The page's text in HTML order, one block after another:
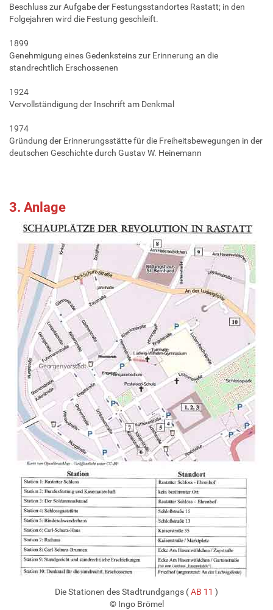
Beschluss zur Aufgabe der Festungsstandortes Rastatt; in den
Folgejahren wird die Festung geschleift.
1899
Genehmigung eines Gedenksteins zur Erinnerung an die
standrechtlich Erschossenen
1924
Vervollständigung der Inschrift am Denkmal
1974
Gründung der Erinnerungsstätte für die Freiheitsbewegungen in der
deutschen Geschichte durch Gustav W. Heinemann
3. Anlage
Die Stationen des Stadtrundgangs (AB 11 )
© Ingo Brömel